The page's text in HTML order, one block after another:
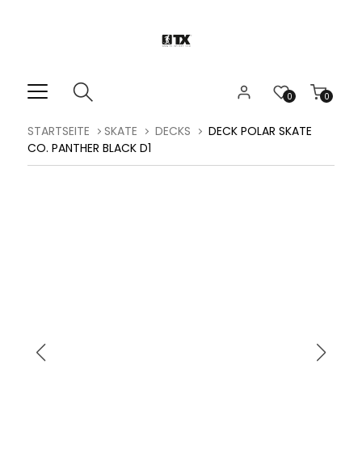
0
0
STARTSEITE SKATE DECKS
DECK POLAR SKATE
CO. PANTHER BLACK D1